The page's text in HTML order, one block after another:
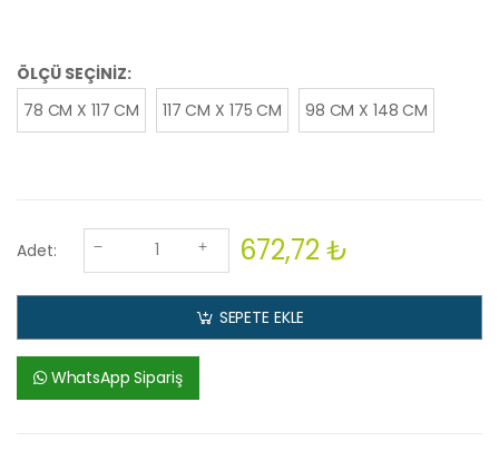
ÖLÇÜ SEÇİNİZ:
78 CM X 117 CM
117 CM X 175 CM 98 CM X 148 CM
Adet: 672,72 ₺
SEPETE EKLE
WhatsApp Sipariş